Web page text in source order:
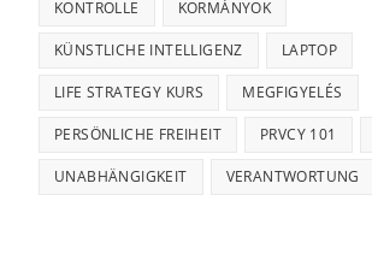
KONTROLLE KORMÁNYOK
KÜNSTLICHE INTELLIGENZ LAPTOP
LIFE STRATEGY KURS MEGFIGYELÉS
PERSÖNLICHE FREIHEIT PRVCY 101
UNABHÄNGIGKEIT VERANTWORTUNG